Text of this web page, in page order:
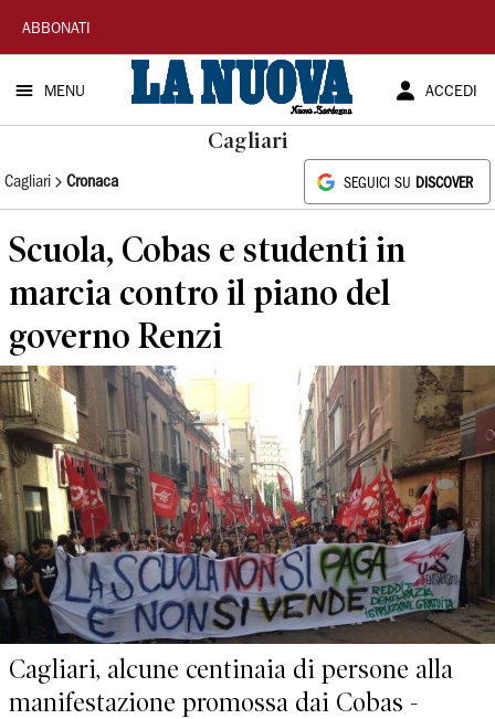
La
Nuova
Sardegna
ABBONATI
MENU ACCEDI
Cagliari
Cagliari Cronaca SEGUICI SU DISCOVER
Scuola, Cobas e studenti in
marcia contro il piano del
governo Renzi
Cagliari, alcune centinaia di persone alla
manifestazione promossa dai Cobas -